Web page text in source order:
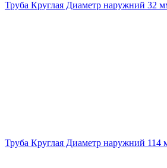
Труба Круглая Диаметр наружний 32
Труба Круглая Диаметр наружний 114